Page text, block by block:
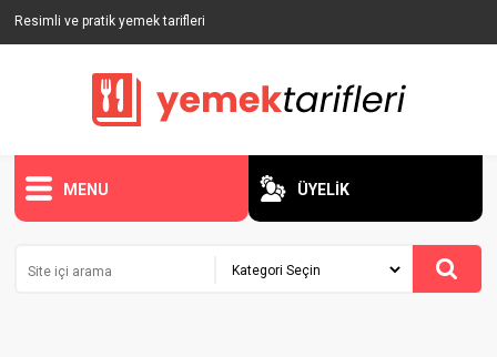
Resimli ve pratik yemek tarifleri
MENU ÜYELİK